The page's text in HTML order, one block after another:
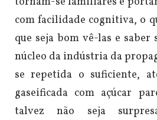
com facilidade cognitiva, o
que seja bom vê-las e saber
núcleo da indústria da
se repetida o suficiente,
gaseificada com açúcar
talvez não seja